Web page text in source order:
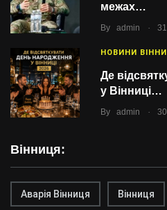
межах…
By admin .
НОВИНИ
Де
у Вінниці…
By admin .
Вінниця:
Аварія Вінниця Вінниця